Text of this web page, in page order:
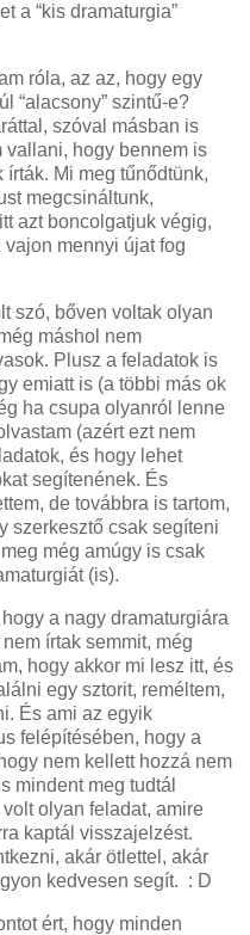
a “kis dramaturgia”
róla, az az, hogy egy
“alacsony” szintű-e?
szóval másban is
vallani, hogy bennem is
írták. Mi meg tűnődtünk,
megcsináltunk,
azt boncolgatjuk végig,
vajon mennyi újat fog
szó, bőven voltak olyan
máshol nem
Plusz a feladatok is
emiatt is (a többi más ok
ha csupa olyanról lenne
(azért ezt nem
és hogy lehet
segítenének. És
de továbbra is tartom,
szerkesztő csak segíteni
még amúgy is csak
(is).
a nagy dramaturgiára
írtak semmit, még
hogy akkor mi lesz itt, és
egy sztorit, reméltem,
És ami az egyik
felépítésében, hogy a
nem kellett hozzá nem
mindent meg tudtál
olyan feladat, amire
kaptál visszajelzést.
akár ötlettel, akár
kedvesen segít. : D
ért, hogy minden